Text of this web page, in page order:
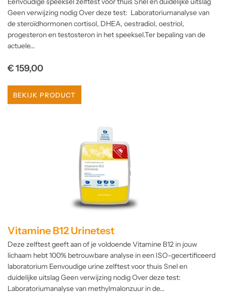
Geen verwijzing nodig Over deze test: Laboratoriumanalyse van
de steroïdhormonen cortisol, DHEA, oestradiol, oestriol,
progesteron en testosteron in het speeksel.Ter bepaling van de
actuele...
Normale
€ 159,00
BEKIJK PRODUCT
Vitamine B12 Urinetest
Deze zelftest geeft aan of je voldoende Vitamine B12 in jouw
lichaam hebt 100% betrouwbare analyse in een ISO-gecertificeerd
laboratorium Eenvoudige urine zelftest voor thuis Snel en
duidelijke uitslag Geen verwijzing nodig Over deze test:
Laboratoriumanalyse van methylmalonzuur in de...